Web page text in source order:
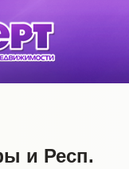
и Респ.